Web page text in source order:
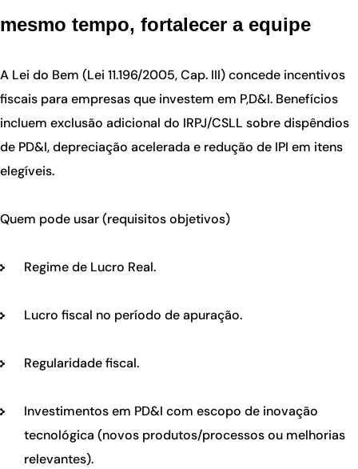
mesmo tempo, fortalecer a equipe
A Lei do Bem (Lei 11.196/2005, Cap. III) concede incentivos
fiscais para empresas que investem em P,D&I. Benefícios
incluem exclusão adicional do IRPJ/CSLL sobre dispêndios
de PD&I, depreciação acelerada e redução de IPI em itens
elegíveis.
Quem pode usar (requisitos objetivos)
Regime de Lucro Real.
Lucro fiscal no período de apuração.
Regularidade fiscal.
Investimentos em PD&I com escopo de inovação
tecnológica (novos produtos/processos ou melhorias
relevantes).